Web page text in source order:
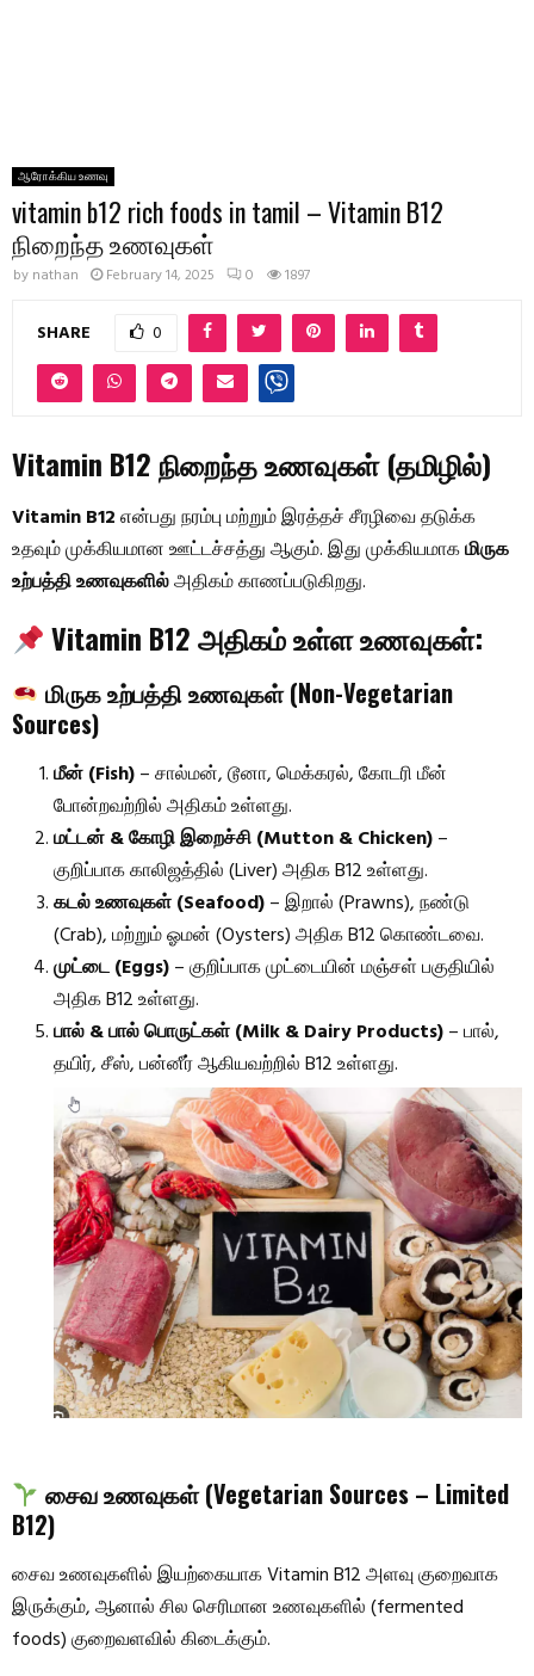
ஆரோக்கிய உணவு
vitamin b12 rich foods in tamil – Vitamin B12
நிறைந்த உணவுகள்
by nathan February 14, 2025 0 1897
SHARE 0
Vitamin B12 நிறைந்த உணவுகள் (தமிழில்)
Vitamin B12என்பது நரம்பு மற்றும் இரத்தச் சீரழிவை தடுக்க
உதவும் முக்கியமான ஊட்டச்சத்து ஆகும். இது முக்கியமாகமிருக
உற்பத்தி உணவுகளில்அதிகம் காணப்படுகிறது.
Vitamin B12 அதிகம் உள்ள உணவுகள்:
மிருக உற்பத்தி உணவுகள் (Non-Vegetarian
Sources)
மீன் (Fish)– சால்மன், டூனா, மெக்கரல், கோடரி மீன்
போன்றவற்றில் அதிகம் உள்ளது.
மட்டன் & கோழி இறைச்சி (Mutton & Chicken)–
குறிப்பாக காலிஜத்தில் (Liver) அதிக B12 உள்ளது.
கடல் உணவுகள் (Seafood)– இறால் (Prawns), நண்டு
(Crab), மற்றும் ஓமன் (Oysters) அதிக B12 கொண்டவை.
முட்டை (Eggs)– குறிப்பாக முட்டையின் மஞ்சள் பகுதியில்
அதிக B12 உள்ளது.
பால் & பால் பொருட்கள் (Milk & Dairy Products)– பால்,
தயிர், சீஸ், பன்னீர் ஆகியவற்றில் B12 உள்ளது.
சைவ உணவுகள் (Vegetarian Sources – Limited
B12)
சைவ உணவுகளில் இயற்கையாக Vitamin B12 அளவு குறைவாக
இருக்கும், ஆனால் சில செரிமான உணவுகளில் (fermented
foods) குறைவளவில் கிடைக்கும்.